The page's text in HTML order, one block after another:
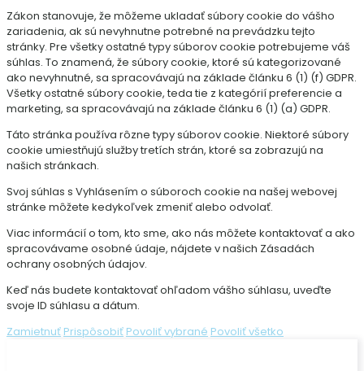
Zákon stanovuje, že môžeme ukladať súbory cookie do vášho
zariadenia, ak sú nevyhnutne potrebné na prevádzku tejto
stránky. Pre všetky ostatné typy súborov cookie potrebujeme váš
súhlas. To znamená, že súbory cookie, ktoré sú kategorizované
ako nevyhnutné, sa spracovávajú na základe článku 6 (1) (f) GDPR.
Všetky ostatné súbory cookie, teda tie z kategórií preferencie a
marketing, sa spracovávajú na základe článku 6 (1) (a) GDPR.
Táto stránka používa rôzne typy súborov cookie. Niektoré súbory
cookie umiestňujú služby tretích strán, ktoré sa zobrazujú na
našich stránkach.
Svoj súhlas s Vyhlásením o súboroch cookie na našej webovej
stránke môžete kedykoľvek zmeniť alebo odvolať.
Viac informácií o tom, kto sme, ako nás môžete kontaktovať a ako
spracovávame osobné údaje, nájdete v našich Zásadách
ochrany osobných údajov.
Keď nás budete kontaktovať ohľadom vášho súhlasu, uveďte
svoje ID súhlasu a dátum.
Zamietnuť Prispôsobiť Povoliť vybrané Povoliť všetko